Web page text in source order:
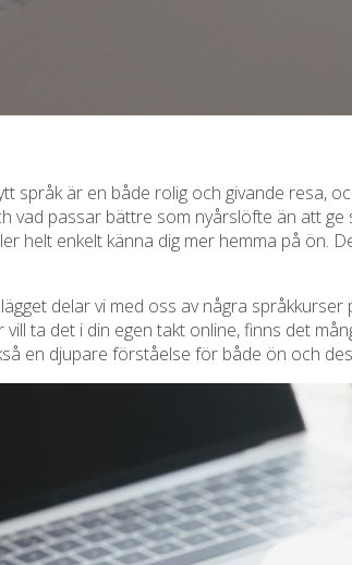
språk är en både rolig och givande resa,
vad passar bättre som nyårslöfte än att
helt enkelt känna dig mer hemma på ön.
delar vi med oss av några
vill ta det i din egen takt online, finns det
en djupare förståelse för både ön och